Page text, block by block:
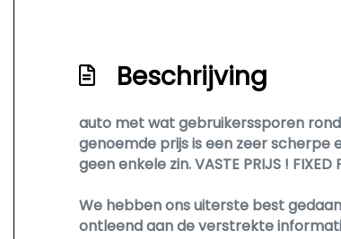
Beschrijving
auto met wat gebruikerssporen
genoemde prijs is een zeer
geen enkele zin. VASTE PRIJS ! FIXED
We hebben ons uiterste best
ontleend aan de verstrekte